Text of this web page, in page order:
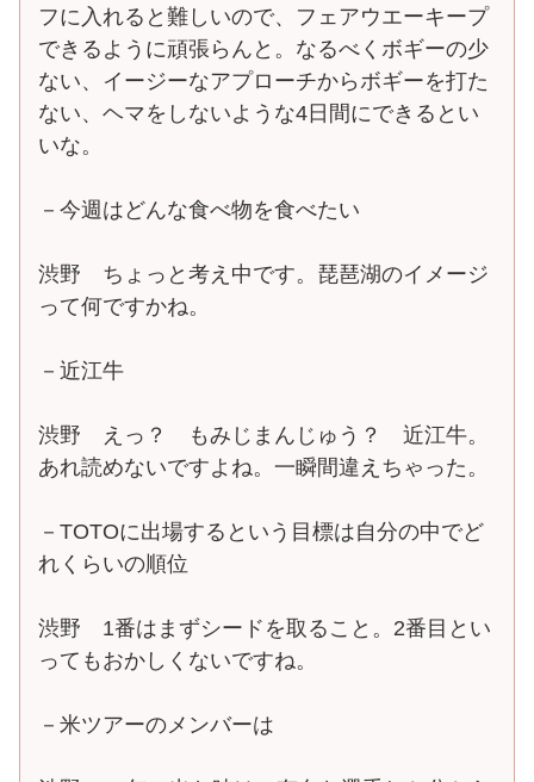
フに入れると難しいので、フェアウエーキープ
できるように頑張らんと。なるべくボギーの少
ない、イージーなアプローチからボギーを打た
ない、ヘマをしないような4日間にできるとい
いな。
－今週はどんな食べ物を食べたい
渋野 ちょっと考え中です。琵琶湖のイメージ
って何ですかね。
－近江牛
渋野 えっ？ もみじまんじゅう？ 近江牛。
あれ読めないですよね。一瞬間違えちゃった。
－TOTOに出場するという目標は自分の中でど
れくらいの順位
渋野 1番はまずシードを取ること。2番目とい
ってもおかしくないですね。
－米ツアーのメンバーは